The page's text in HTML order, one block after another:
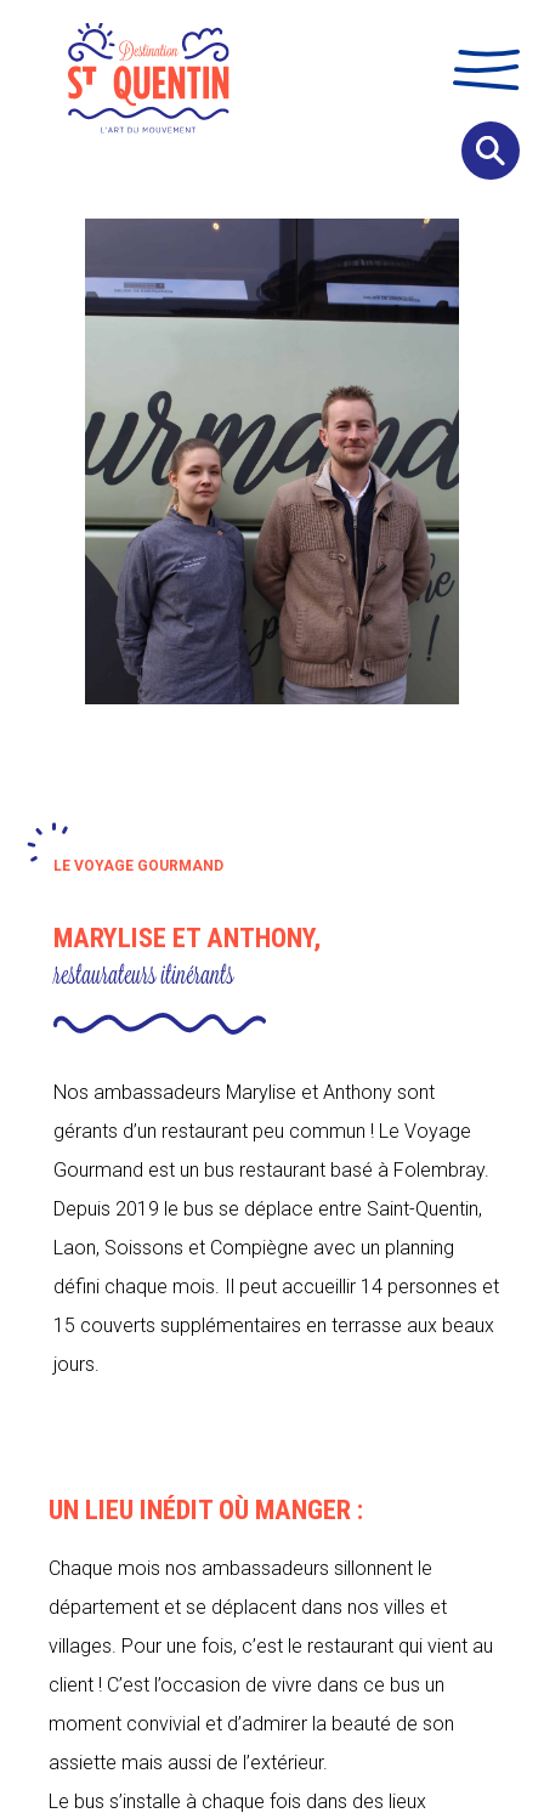
LE VOYAGE GOURMAND
MARYLISE ET ANTHONY,
restaurateurs itinérants
Nos ambassadeurs Marylise etAnthony sont
gérants d’un restaurant peu commun ! Le Voyage
Gourmand est un bus restaurant basé à Folembray.
Depuis 2019 le bus se déplace entre Saint-Quentin,
Laon, Soissons et Compiègne avec un planning
défini chaque mois. Il peut accueillir 14 personnes et
15 couverts supplémentaires en terrasse aux beaux
jours.
UN LIEU INÉDIT OÙ MANGER :
Chaque mois nos ambassadeurs sillonnent le
département et se déplacent dans nos villes et
villages. Pour une fois, c’est le restaurant qui vient au
client ! C’est l’occasion de vivre dans ce bus un
moment convivial et d’admirer la beauté de son
assiette mais aussi de l’extérieur.
Le bus s’installe à chaque fois dans des lieux